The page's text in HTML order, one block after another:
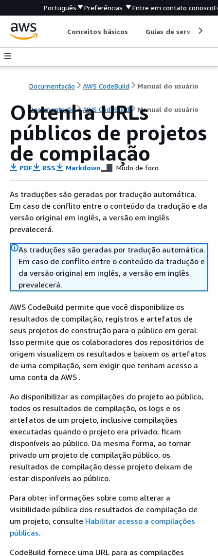
Português Preferências Entre em contato conosco
Conceitos básicos Guias de serviço
Documentação AWS CodeBuild Manual do usuário
Documentação AWS CodeBuild Manual do usuário
Obtenha URLs
públicos de projetos
de compilação
PDF RSS Markdown Modo de foco
As traduções são geradas por tradução automática.
Em caso de conflito entre o conteúdo da tradução e da
versão original em inglês, a versão em inglês
prevalecerá.
As traduções são geradas por tradução automática.
Em caso de conflito entre o conteúdo da tradução e
da versão original em inglês, a versão em inglês
prevalecerá.
AWS CodeBuild permite que você disponibilize os
resultados de compilação, registros e artefatos de
seus projetos de construção para o público em geral.
Isso permite que os colaboradores dos repositórios de
origem visualizem os resultados e baixem os artefatos
de uma compilação, sem exigir que tenham acesso a
uma conta da AWS .
Ao disponibilizar as compilações do projeto ao público,
todos os resultados de compilação, os logs e os
artefatos de um projeto, inclusive compilações
executadas quando o projeto era privado, ficam
disponíveis ao público. Da mesma forma, ao tornar
privado um projeto de compilação público, os
resultados de compilação desse projeto deixam de
estar disponíveis ao público.
Para obter informações sobre como alterar a
visibilidade pública dos resultados de compilação de
um projeto, consulte Habilitar acesso a compilações
públicas.
CodeBuild fornece uma URL para as compilações